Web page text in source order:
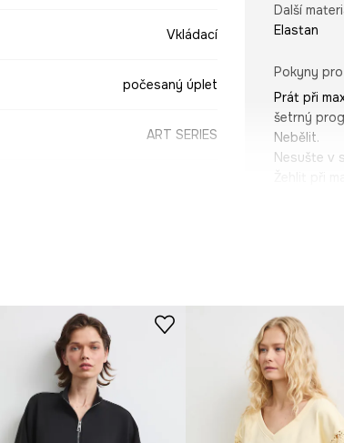
Vkládací
počesaný úplet
ART SERIES
RS26-BLDC51-99X
Další
Elastan
Pokyny
Prát při
šetrný
Nebělit.
Nesušte v
Typ rukávu
ramen
Střih: